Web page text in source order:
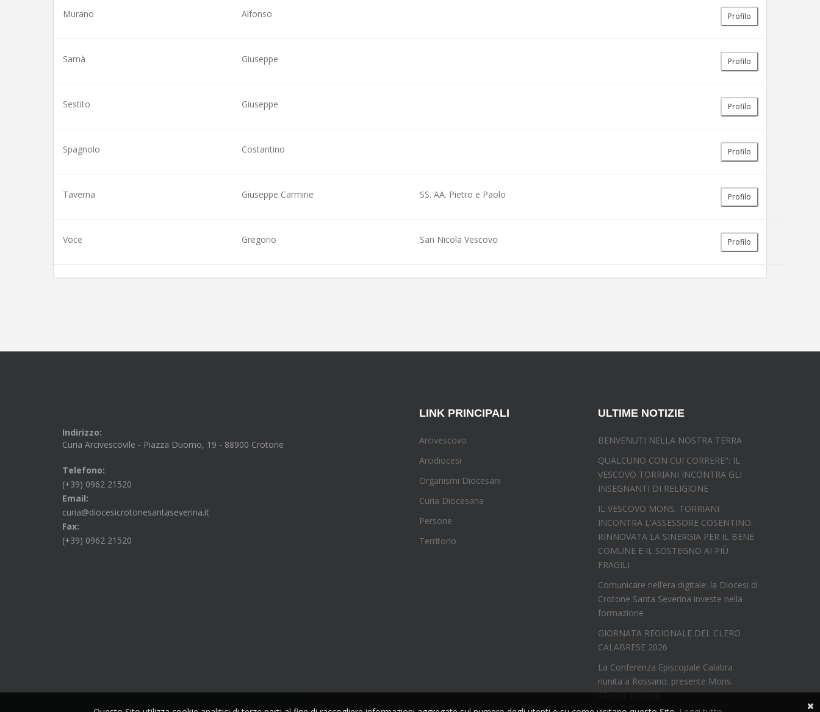
Murano Alfonso Profilo
Samà Giuseppe Profilo
Sestito Giuseppe Profilo
Spagnolo Costantino Profilo
Taverna Giuseppe Carmine SS. AA. Pietro e Paolo Profilo
Voce Gregorio San Nicola Vescovo Profilo
Indirizzo:
Curia Arcivescovile - Piazza Duomo, 19 - 88900 Crotone
Telefono:
(+39) 0962 21520
Email:
curia@diocesicrotonesantaseverina.it
Fax:
(+39) 0962 21520
LINK PRINCIPALI
Arcivescovo
Arcidiocesi
Organismi Diocesani
Curia Diocesana
Persone
Territorio
ULTIME NOTIZIE
BENVENUTI NELLA NOSTRA TERRA
QUALCUNO CON CUI CORRERE": IL
VESCOVO TORRIANI INCONTRA GLI
INSEGNANTI DI RELIGIONE
IL VESCOVO MONS. TORRIANI
INCONTRA L'ASSESSORE COSENTINO:
RINNOVATA LA SINERGIA PER IL BENE
COMUNE E IL SOSTEGNO AI PIÙ
FRAGILI
Comunicare nell’era digitale: la Diocesi di
Crotone Santa Severina investe nella
formazione
GIORNATA REGIONALE DEL CLERO
CALABRESE 2026
La Conferenza Episcopale Calabra
riunita a Rossano: presente Mons.
Alberto Torriani